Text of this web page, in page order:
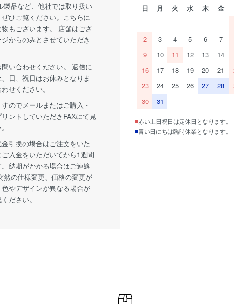
製品など、他社では取り扱い
ひご覧ください。こちらに
もございます。 店舗はござ
からのみとさせていただき
い合わせください。 返信に
日、祝日はお休みとなりま
せください。
のでメールまたはご購入・
ントしていただきFAXにて見
引換の場合はご注文をいた
入金をいただいてから1週間
納期がかかる場合はご連絡
然の仕様変更、価格の変更が
やデザインが異なる場合が
ださい。
日 月 火 水 木 金
2
3 4 5 6 7
9
10 11 12 13 14
16
17 18 19 20 21
23
24 25 26 27 28
30
31
■赤い土日祝日は定休日となります。
■青い日にちは臨時休業となります。